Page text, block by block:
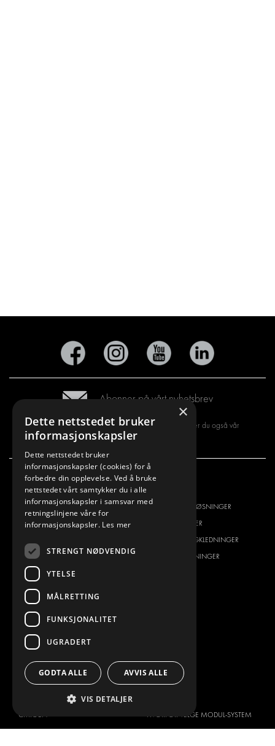
Abonner på vårt nyhetsbrev
Ved å registrere deg for vårt nyhetsbrev, aksepterer du også vår
personvernerklæring
VI TILBYR
INNREDNINGSLØSNINGER
FRAKTLØSNINGER
ELEKTRISKE LØSNINGER
SIKKERHETSPRODUKTER
TILBEHØR
CONTAINERLØSNINGER
VERKSTEDSLØSNINGER
DEKOR
SERVICE CENTER
INNREDNINGSLØSNINGER
FRAKTLØSNINGER
GULV- OG VEGGKLEDNINGER
ELEKTRISKE LØSNINGER
CITROËN
DACIA
HVORFOR VELGE MODUL-SYSTEM
OM MODUL-SYSTEM
×
Dette nettstedet bruker
informasjonskapsler
Dette nettstedet bruker
informasjonskapsler (cookies) for å
forbedre din opplevelse. Ved å bruke
nettstedet vårt samtykker du i alle
informasjonskapsler i samsvar med
retningslinjene våre for
informasjonskapsler. Les mer
STRENGT NØDVENDIG
YTELSE
MÅLRETTING
FUNKSJONALITET
UGRADERT
GODTA ALLE AVVIS ALLE
VIS DETALJER